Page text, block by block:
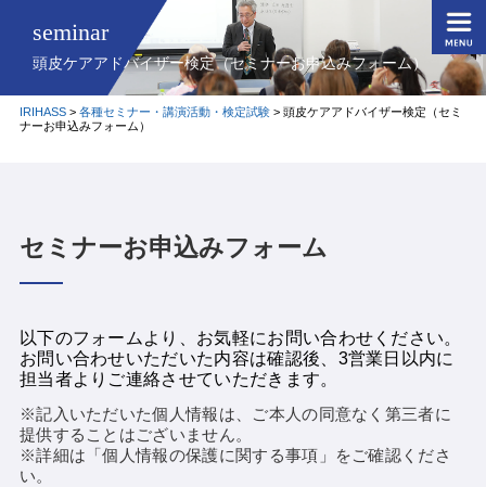
seminar
頭皮ケアアドバイザー検定（セミナーお申込みフォーム）
IRIHASS> 各種セミナー・講演活動・検定試験> 頭皮ケアアドバイザー検定（セミ
ナーお申込みフォーム）
セミナーお申込みフォーム
以下のフォームより、お気軽にお問い合わせください。
お問い合わせいただいた内容は確認後、3営業日以内に
担当者よりご連絡させていただきます。
※記入いただいた個人情報は、ご本人の同意なく第三者に
提供することはございません。
※詳細は「個人情報の保護に関する事項」をご確認くださ
い。